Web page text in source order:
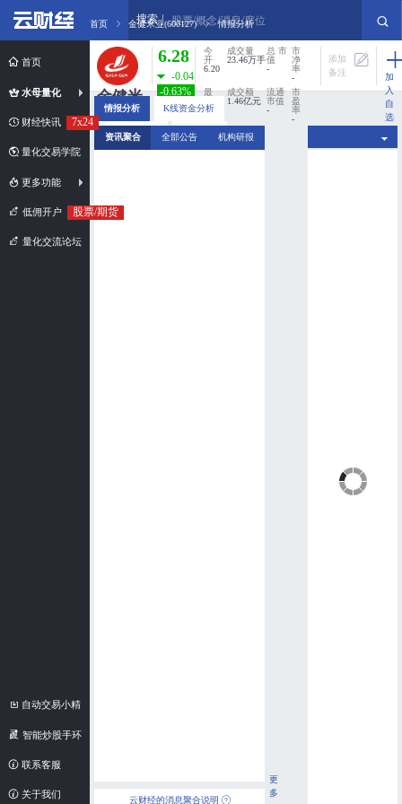
首页
水母量化
财经快讯 7x24
量化交易学院
更多功能
低佣开户 股票/期货
量化交流论坛
自动交易小精
灵 智能炒股手环
联系客服
关于我们
首页 金健米业(600127) 情报分析
搜索 股票/概念/消息/席位
金健米
业
600127
6.28
-0.04
-0.63%
今
开
6.20
成交量
23.46万手
总 市
值
-
市
净
率
-
最
6.30
成交额
1.46亿元
流通
市值
-
市
盈
率
-
6.12
换手率
0%
添加
备注
加
入
自
选
情报分析 K线资金分析
分时资金分析 新闻扫描
资讯聚合 全部公告 机构研报
云财经的消息聚合说明
更
多